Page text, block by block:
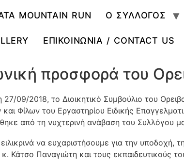
MOUNTAIN RUN Ο ΣΥΛΛΟΓΟΣ
ΕΠΙΚΟΙΝΩΝΙΑ / CONTACT US
προσφορά του
27/09/2018, το Διοικητικό Συμβούλιο του
Φίλων του Εργαστηρίου Ειδικής
από τη νυχτερινή ανάβαση του Συλλόγου
να ευχαριστήσουμε για την υποδοχή,
Κάτσο Παναγιώτη και τους εκπαιδευτικούς